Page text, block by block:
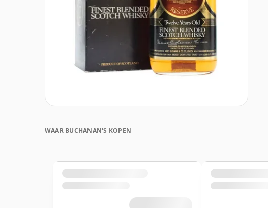
WAAR BUCHANAN'S KOPEN